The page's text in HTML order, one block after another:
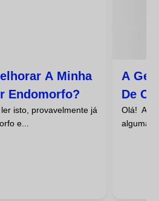
A Minha
Endomorfo?
isto, provavelmente já
e...
A
De
Olá!
algumas